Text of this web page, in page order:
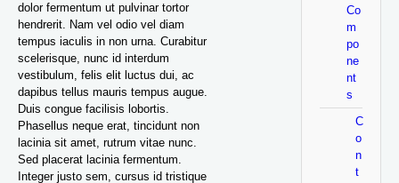
dolor fermentum ut pulvinar tortor
hendrerit. Nam vel odio vel diam
tempus iaculis in non urna. Curabitur
scelerisque, nunc id interdum
vestibulum, felis elit luctus dui, ac
dapibus tellus mauris tempus augue.
Duis congue facilisis lobortis.
Phasellus neque erat, tincidunt non
lacinia sit amet, rutrum vitae nunc.
Sed placerat lacinia fermentum.
Integer justo sem, cursus id tristique
Co
m
po
ne
nt
s
C
o
n
t